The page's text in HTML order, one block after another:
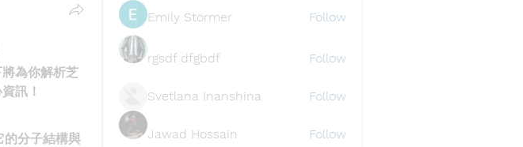
為你解析芝
訊！
的分子結構與
Emily Störmer
Follow
rgsdf dfgbdf Follow
Svetlana Inanshina Follow
Jawad Hossain Follow